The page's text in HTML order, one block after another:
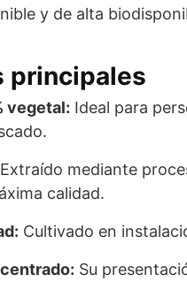
y de alta
principales
vegetal: Ideal para
Extraído mediante
calidad.
Cultivado en
Su